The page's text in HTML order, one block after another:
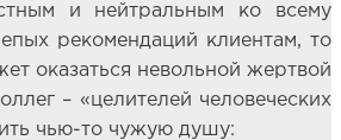
и нейтральным ко всему
рекомендаций клиентам, то
оказаться невольной жертвой
– «целителей человеческих
чью-то чужую душу: